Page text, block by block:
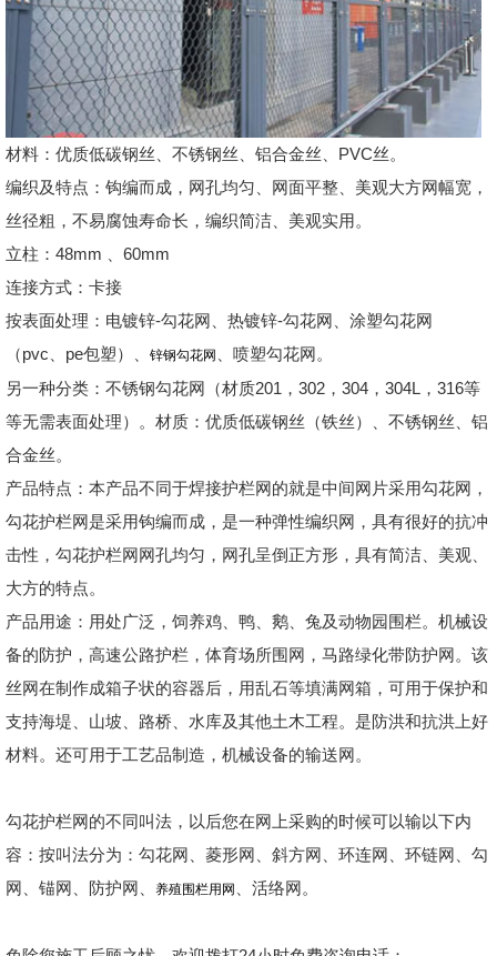
材料：优质低碳钢丝、不锈钢丝、铝合金丝、PVC丝。
编织及特点：钩编而成，网孔均匀、网面平整、美观大方网幅宽，
丝径粗，不易腐蚀寿命长，编织简洁、美观实用。
立柱：48mm 、60mm
连接方式：卡接
按表面处理：电镀锌-勾花网、热镀锌-勾花网、涂塑勾花网
（pvc、pe包塑）、锌钢勾花网
、喷塑勾花网。
另一种分类：不锈钢勾花网（材质201，302，304，304L，316等
等无需表面处理）。材质：优质低碳钢丝（铁丝）、不锈钢丝、铝
合金丝。
产品特点：本产品不同于焊接护栏网的就是中间网片采用勾花网，
勾花护栏网是采用钩编而成，是一种弹性编织网，具有很好的抗冲
击性，勾花护栏网网孔均匀，网孔呈倒正方形，具有简洁、美观、
大方的特点。
产品用途：用处广泛，饲养鸡、鸭、鹅、兔及动物园围栏。机械设
备的防护，高速公路护栏，体育场所围网，马路绿化带防护网。该
丝网在制作成箱子状的容器后，用乱石等填满网箱，可用于保护和
支持海堤、山坡、路桥、水库及其他土木工程。是防洪和抗洪上好
材料。还可用于工艺品制造，机械设备的输送网。
勾花护栏网的不同叫法，以后您在网上采购的时候可以输以下内
容：按叫法分为：勾花网、菱形网、斜方网、环连网、环链网、勾
网、锚网、防护网、养殖围栏用网 、活络网。